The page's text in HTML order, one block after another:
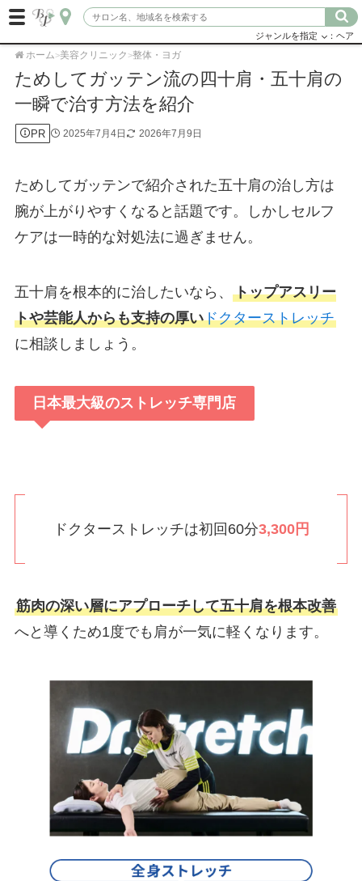
ジャンルを指定 ：ヘア
ホーム>美容クリニック >整体・ヨガ
ためしてガッテン流の四十肩・五十肩の
一瞬で治す方法を紹介
PR 2025年7月4日 2026年7月9日
ためしてガッテンで紹介された五十肩の治し方は
腕が上がりやすくなると話題です。しかしセルフ
ケアは一時的な対処法に過ぎません。
五十肩を根本的に治したいなら、 トップアスリー
トや芸能人からも支持の厚いドクターストレッチ
に相談しましょう。
日本最大級のストレッチ専門店
ドクターストレッチは初回60分3,300円
筋肉の深い層にアプローチして五十肩を根本改善
へと導くため1度でも肩が一気に軽くなります。